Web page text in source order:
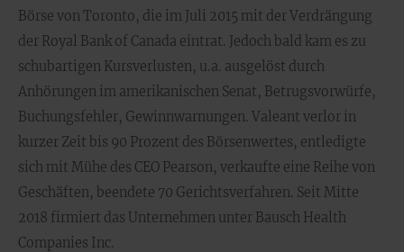
Börse von Toronto, die im Juli 2015 mit der Verdrängung
der Royal Bank of Canada eintrat. Jedoch bald kam es zu
schubartigen Kursverlusten, u.a. ausgelöst durch
Anhörungen im amerikanischen Senat, Betrugsvorwürfe,
Buchungsfehler, Gewinnwarnungen. Valeant verlor in
kurzer Zeit bis 90 Prozent des Börsenwertes, entledigte
sich mit Mühe des CEO Pearson, verkaufte eine Reihe von
Geschäften, beendete 70 Gerichtsverfahren. Seit Mitte
2018 firmiert das Unternehmen unter Bausch Health
Companies Inc.